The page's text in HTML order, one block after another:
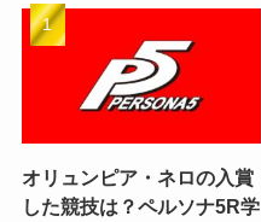
オリュンピア・ネロの入賞
した競技は？ペルソナ5R学